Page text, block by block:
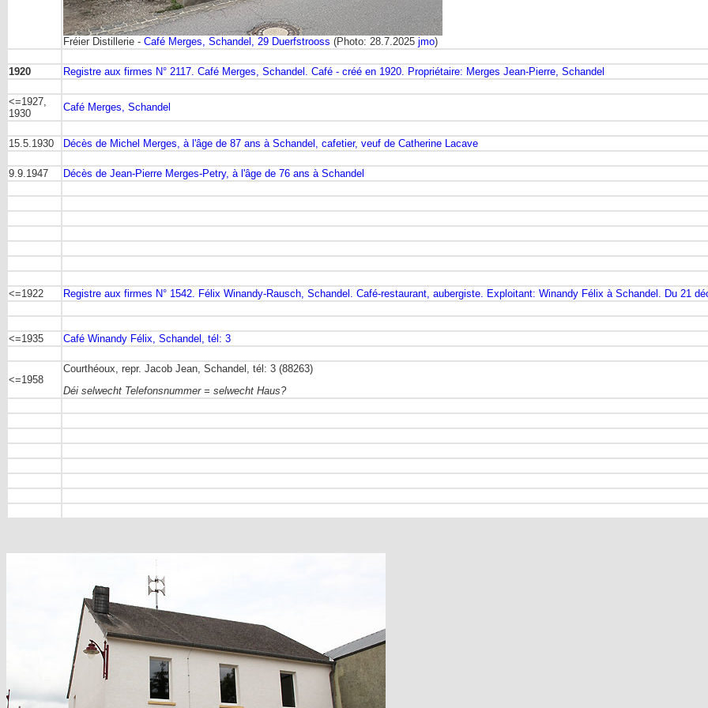
Fréier Distillerie - Café Merges, Schandel, 29 Duerfstrooss (Photo: 28.7.2025 jmo)
1920 Registre aux firmes N° 2117. Café Merges, Schandel. Café - créé en 1920. Propriétaire: Merges Jean-Pierre, Schandel
<=1927,
1930
Café Merges, Schandel
15.5.1930 Décès de Michel Merges, à l'âge de 87 ans à Schandel, cafetier, veuf de Catherine Lacave
9.9.1947 Décès de Jean-Pierre Merges-Petry, à l'âge de 76 ans à Schandel
<=1922 Registre aux firmes N° 1542. Félix Winandy-Rausch, Schandel. Café-restaurant, aubergiste. Exploitant: Winandy Félix à Schandel. Du 21
<=1935 Café Winandy Félix, Schandel, tél: 3
<=1958
Courthéoux, repr. Jacob Jean, Schandel, tél: 3 (88263)
Déi selwecht Telefonsnummer = selwecht Haus?